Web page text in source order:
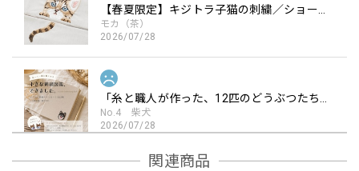
モカ（茶）
2026/07/28
No.4 柴犬
2026/07/28
もう少し丁寧に作られているのかと思っていたら、大したこ
関連商品